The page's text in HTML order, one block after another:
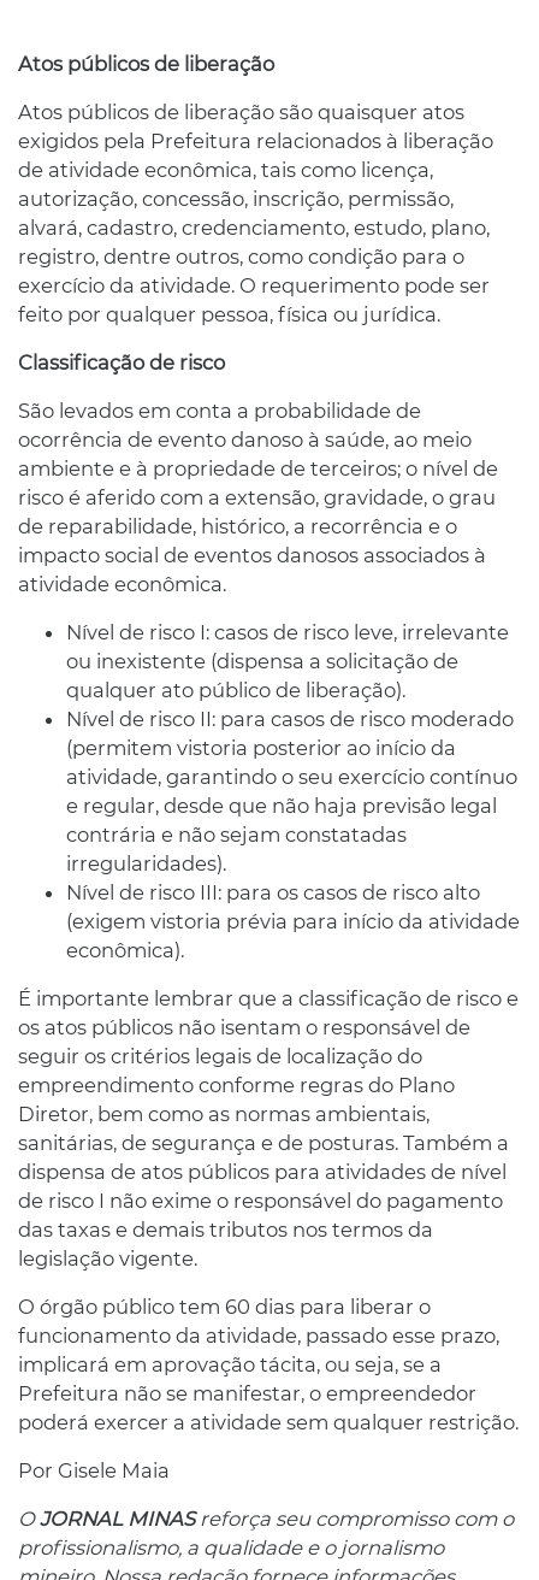
Atos públicos de liberação
Atos públicos de liberação são quaisquer atos
exigidos pela Prefeitura relacionados à liberação
de atividade econômica, tais como licença,
autorização, concessão, inscrição, permissão,
alvará, cadastro, credenciamento, estudo, plano,
registro, dentre outros, como condição para o
exercício da atividade. O requerimento pode ser
feito por qualquer pessoa, física ou jurídica.
Classificação de risco
São levados em conta a probabilidade de
ocorrência de evento danoso à saúde, ao meio
ambiente e à propriedade de terceiros; o nível de
risco é aferido com a extensão, gravidade, o grau
de reparabilidade, histórico, a recorrência e o
impacto social de eventos danosos associados à
atividade econômica.
Nível de risco I: casos de risco leve, irrelevante
ou inexistente (dispensa a solicitação de
qualquer ato público de liberação).
Nível de risco II: para casos de risco moderado
(permitem vistoria posterior ao início da
atividade, garantindo o seu exercício contínuo
e regular, desde que não haja previsão legal
contrária e não sejam constatadas
irregularidades).
Nível de risco III: para os casos de risco alto
(exigem vistoria prévia para início da atividade
econômica).
É importante lembrar que a classificação de risco e
os atos públicos não isentam o responsável de
seguir os critérios legais de localização do
empreendimento conforme regras do Plano
Diretor, bem como as normas ambientais,
sanitárias, de segurança e de posturas. Também a
dispensa de atos públicos para atividades de nível
de risco I não exime o responsável do pagamento
das taxas e demais tributos nos termos da
legislação vigente.
O órgão público tem 60 dias para liberar o
funcionamento da atividade, passado esse prazo,
implicará em aprovação tácita, ou seja, se a
Prefeitura não se manifestar, o empreendedor
poderá exercer a atividade sem qualquer restrição.
Por Gisele Maia
OJORNAL MINASreforça seu compromisso com o
profissionalismo, a qualidade e o jornalismo